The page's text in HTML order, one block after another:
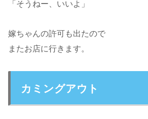
「そうねー、いいよ」
嫁ちゃんの許可も出たので
またお店に行きます。
カミングアウト